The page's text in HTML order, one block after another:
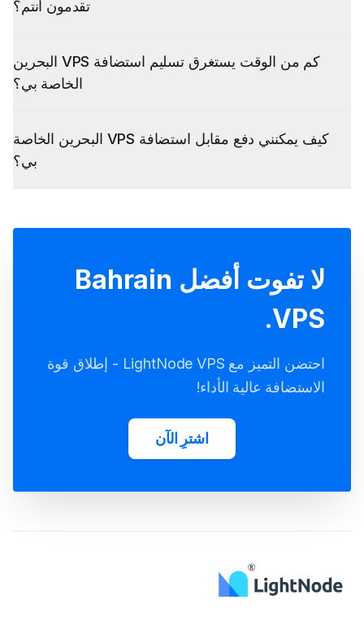
MikroTik
تقدمون أنتم؟
كم من الوقت يستغرق تسليم استضافة VPS البحرين
الخاصة بي؟
كيف يمكنني دفع مقابل استضافة VPS البحرين الخاصة
بي؟
لا تفوت أفضل Bahrain
VPS.
احتضن التميز مع LightNode VPS - إطلاق قوة
الاستضافة عالية الأداء!
اشترِ الآن